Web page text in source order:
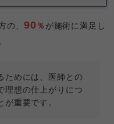
の、90 ％ が施術に満足し
ためには、医師との
理想の仕上がりにつ
が重要です。